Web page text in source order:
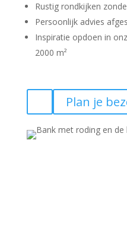
Rustig rondkijken
Persoonlijk advies
Inspiratie opdoen in
2000 m²
Plan je